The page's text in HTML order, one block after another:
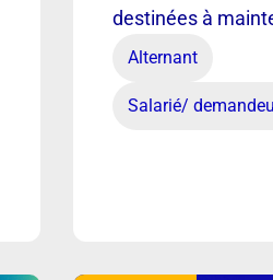
destinées à
Alternant
Salarié/